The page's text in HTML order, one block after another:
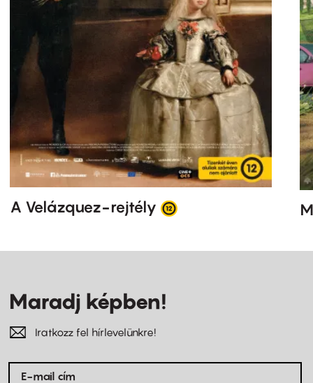
A Velázquez-rejtély
Maradj képben!
Iratkozz fel hírlevelünkre!